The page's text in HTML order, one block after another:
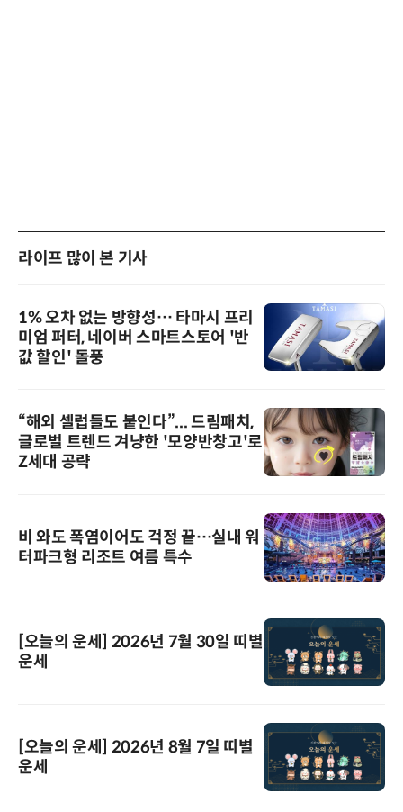
라이프 많이 본 기사
1% 오차 없는 방향성… 타마시 프리
미엄 퍼터, 네이버 스마트스토어 '반
값 할인' 돌풍
“해외 셀럽들도 붙인다”... 드림패치,
글로벌 트렌드 겨냥한 '모양반창고'로
Z세대 공략
비 와도 폭염이어도 걱정 끝…실내 워
터파크형 리조트 여름 특수
[오늘의 운세] 2026년 7월 30일 띠별
운세
[오늘의 운세] 2026년 8월 7일 띠별
운세